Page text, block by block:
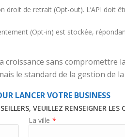
droit de retrait (Opt-out). L’API doit
(Opt-in) est stockée,
sans compromettre
le standard de la gestion de
LANCER VOTRE BUSINESS
VEUILLEZ RENSEIGNER LES
La ville *